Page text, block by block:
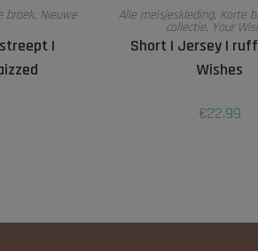
broek, Nieuwe
|
OPTIES
Alle meisjeskleding, Korte
collectie, Your
Short | Jersey |
Wishes
€22,99